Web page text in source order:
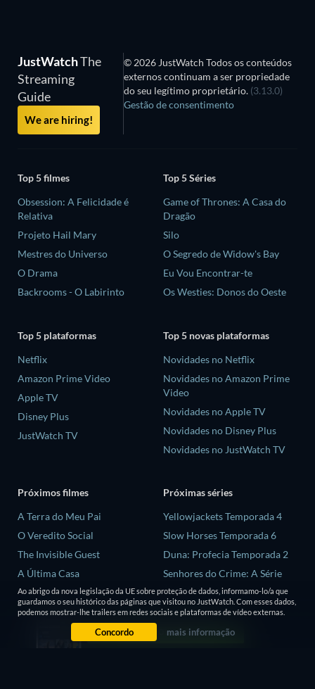
JustWatchThe
Streaming
Guide
We are hiring!
© 2026 JustWatch Todos os conteúdos
externos continuam a ser propriedade
do seu legítimo proprietário. (3.13.0)
Gestão de consentimento
Top 5 filmes
Obsession: A Felicidade é
Relativa
Projeto Hail Mary
Mestres do Universo
O Drama
Backrooms - O Labirinto
Top 5 Séries
Game of Thrones: A Casa do
Dragão
Silo
O Segredo de Widow's Bay
Eu Vou Encontrar-te
Os Westies: Donos do Oeste
Top 5 plataformas
Netflix
Amazon Prime Video
Apple TV
Disney Plus
JustWatch TV
Top 5 novas plataformas
Novidades no Netflix
Novidades no Amazon Prime
Video
Novidades no Apple TV
Novidades no Disney Plus
Novidades no JustWatch TV
Próximos filmes
A Terra do Meu Pai
O Veredito Social
The Invisible Guest
A Última Casa
Animais
Próximas séries
Yellowjackets Temporada 4
Slow Horses Temporada 6
Duna: Profecia Temporada 2
Senhores do Crime: A Série
Temporada 2
Love is Blind: Reino Unido
Temporada 3
Ao abrigo da nova legislação da UE sobre proteção de dados, informamo-lo/a que
guardamos o seu histórico das páginas que visitou no JustWatch. Com esses dados,
podemos mostrar-lhe trailers em redes sociais e plataformas de vídeo externas.
Concordo mais informação